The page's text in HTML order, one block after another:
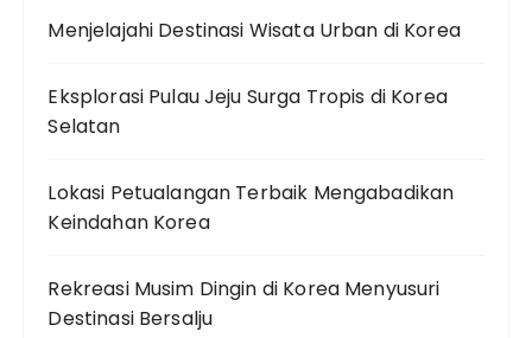
Menjelajahi Destinasi Wisata Urban di Korea
Eksplorasi Pulau Jeju Surga Tropis di Korea
Selatan
Lokasi Petualangan Terbaik Mengabadikan
Keindahan Korea
Rekreasi Musim Dingin di Korea Menyusuri
Destinasi Bersalju